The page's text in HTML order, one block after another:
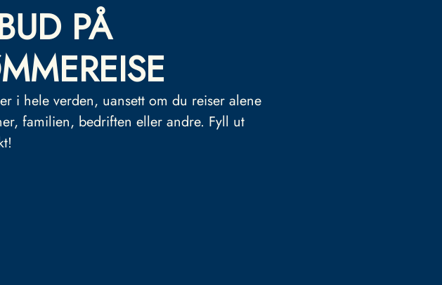
PÅ
i hele verden, uansett om du reiser alene
familien, bedriften eller andre. Fyll ut